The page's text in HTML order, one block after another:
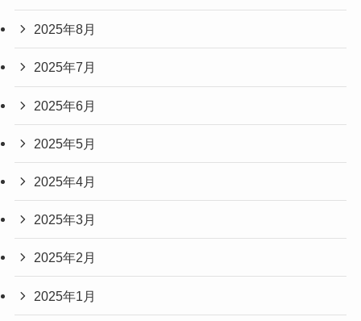
2025年8月
2025年7月
2025年6月
2025年5月
2025年4月
2025年3月
2025年2月
2025年1月